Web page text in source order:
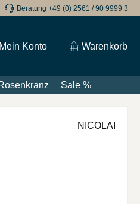
Beratung +49 (0) 2561 / 90 9999 3
0 Produkte auf dem Merkzettel
Mein Konto Warenkorb
Sale %
NICOLAI